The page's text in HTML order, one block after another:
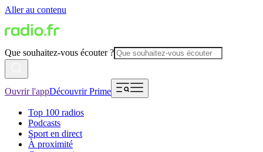
Aller au contenu
Que souhaitez-vous écouter ?
Ouvrir l'appDécouvrir Prime
Top 100 radios
Podcasts
Sport en direct
À proximité